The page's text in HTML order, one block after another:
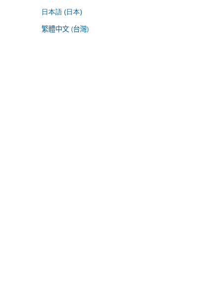
日本語 (日本)
繁體中文 (台灣)